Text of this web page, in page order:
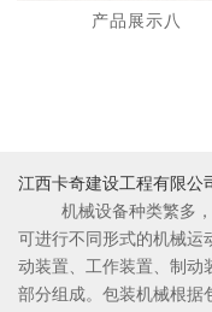
产品展示八
江西卡奇建设工程有限公
机械设备种类繁多，
可进行不同形式的机械运
动装置、工作装置、制动
部分组成。包装机械根据